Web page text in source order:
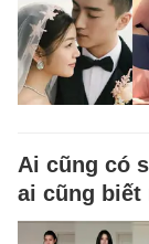
Ai cũng có
ai cũng biết